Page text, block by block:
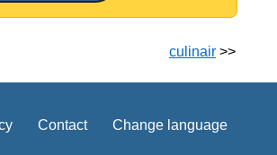
culinair >>
Contact Change language